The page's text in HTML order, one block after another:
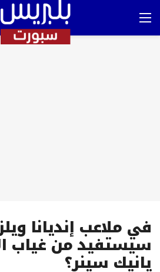
في ملاعب إنديانا
سيستفيد من غياب
يانيك سينر؟